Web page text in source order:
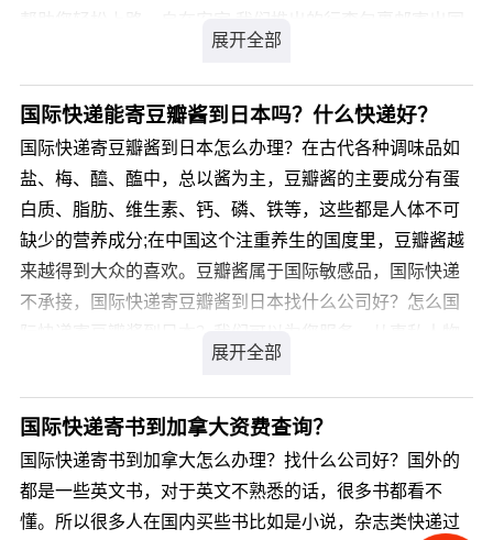
一站式门到门创新服务，为留学生移民人士提供最经济、
最便利的行李邮寄出国服务，服务类型包括海运邮寄和空
运邮寄两种。 推荐您使用空运邮寄服务，如果您于出国
前2-3周时间安排托运；当您到国外的国家时便可及时收到
您邮寄的行李包裹 您可选用海运行李邮寄服务，送达时
间通常需要6-8周。 中国海运行李到全球托运价格比邮政
国际包裹邮寄或中国国际快递资费要低得多。留学生可以
提前将超重行李物品海运出国，以超值方式解决逾重行李
托运问题，免受航空公司 高额超重行李费的困扰，帮助您
略合作伙伴代理公司，无论您的行李在全国各地的任何地
海运的价格,快递的便利的贴心服务。 如果您有行李
空运包裹到全世界各地,请您直接点击:国际包裹邮寄。
我司全国各地免费收箱送箱范围,请您直接点击:全国
各地收箱送箱服务范围。 如果您需要查询行李托运
国际快递能寄豆瓣酱到日本吗？什么快递好？
国际快递寄豆瓣酱到日本怎么办理？在古代各种调味品如
盐、梅、醯、醢中，总以酱为主，豆瓣酱的主要成分有蛋
白质、脂肪、维生素、钙、磷、铁等，这些都是人体不可
缺少的营养成分;在中国这个注重养生的国度里，豆瓣酱越
来越得到大众的喜欢。豆瓣酱属于国际敏感品，国际快递
不承接，国际快递寄豆瓣酱到日本找什么公司好？怎么国
品国际运输十余年经验，针对类似产品我司通常采用私人
物品通关渠道办理国际运输，不受海关相关规定限制，目
的国通关率高达99.9%，关税为零。那么，国际快递寄豆
瓣酱到日本价格是多少呢?
您可以登录我们官方网站 详细了解。
国际快递寄书到加拿大资费查询？
国际快递寄书到加拿大怎么办理？找什么公司好？国外的
都是一些英文书，对于英文不熟悉的话，很多书都看不
懂。所以很多人在国内买些书比如是小说，杂志类快递过